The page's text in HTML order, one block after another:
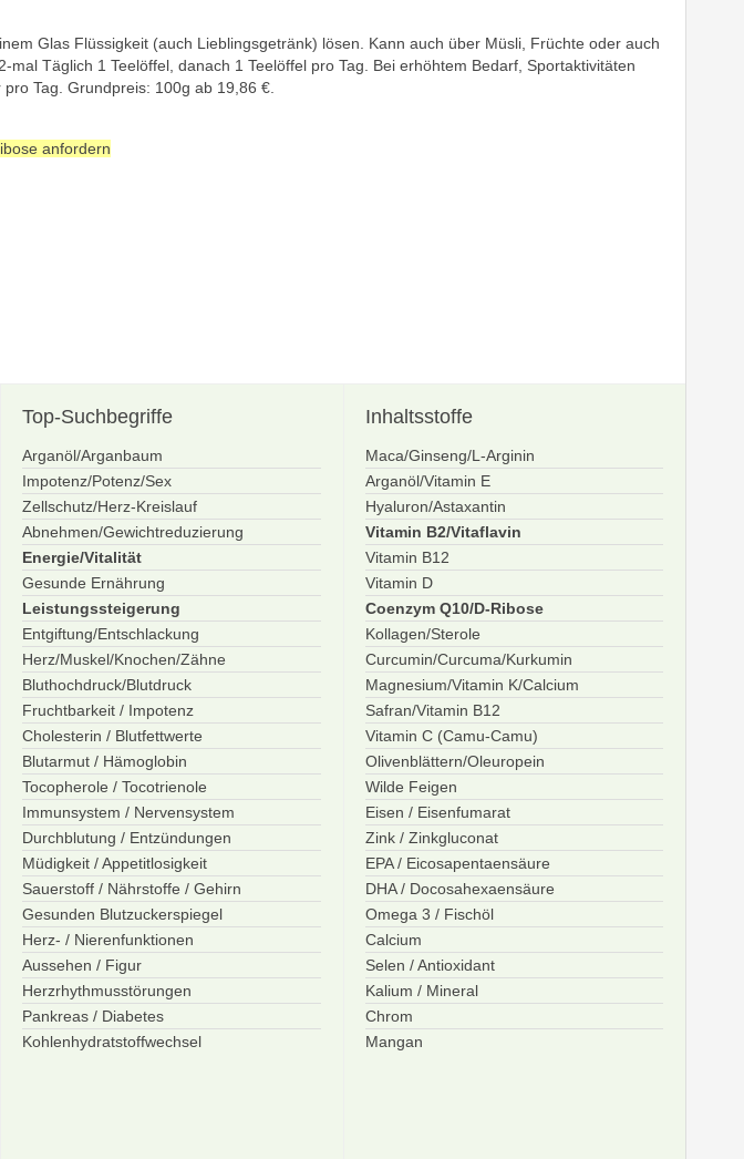
Glas Flüssigkeit (auch Lieblingsgetränk) lösen. Kann auch über Müsli, Früchte oder auch
Täglich 1 Teelöffel, danach 1 Teelöffel pro Tag. Bei erhöhtem Bedarf, Sportaktivitäten
Tag. Grundpreis: 100g ab 19,86 €.
anfordern
Top-Suchbegriffe
Arganöl/Arganbaum
Impotenz/Potenz/Sex
Zellschutz/Herz-Kreislauf
Abnehmen/Gewichtreduzierung
Energie/Vitalität
Gesunde Ernährung
Leistungssteigerung
Entgiftung/Entschlackung
Herz/Muskel/Knochen/Zähne
Bluthochdruck/Blutdruck
Fruchtbarkeit / Impotenz
Cholesterin / Blutfettwerte
Blutarmut / Hämoglobin
Tocopherole / Tocotrienole
Immunsystem / Nervensystem
Durchblutung / Entzündungen
Müdigkeit / Appetitlosigkeit
Sauerstoff / Nährstoffe / Gehirn
Gesunden Blutzuckerspiegel
Herz- / Nierenfunktionen
Aussehen / Figur
Herzrhythmusstörungen
Pankreas / Diabetes
Kohlenhydratstoffwechsel
Inhaltsstoffe
Maca/Ginseng/L-Arginin
Arganöl/Vitamin E
Hyaluron/Astaxantin
Vitamin B2/Vitaflavin
Vitamin B12
Vitamin D
Coenzym Q10/D-Ribose
Kollagen/Sterole
Curcumin/Curcuma/Kurkumin
Magnesium/Vitamin K/Calcium
Safran/Vitamin B12
Vitamin C (Camu-Camu)
Olivenblättern/Oleuropein
Wilde Feigen
Eisen / Eisenfumarat
Zink / Zinkgluconat
EPA / Eicosapentaensäure
DHA / Docosahexaensäure
Omega 3 / Fischöl
Calcium
Selen / Antioxidant
Kalium / Mineral
Chrom
Mangan